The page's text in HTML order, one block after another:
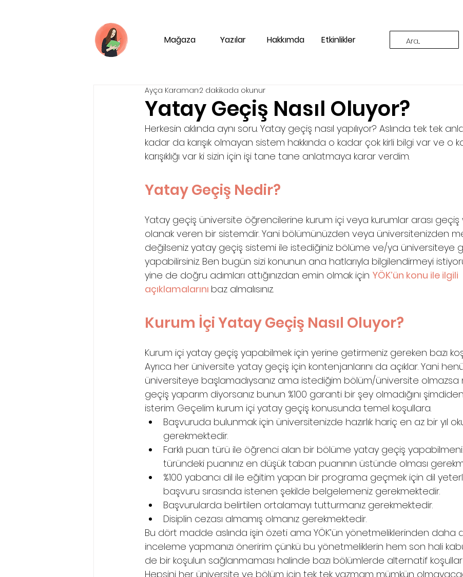
Mağaza Yazılar Hakkımda Etkinlikler
Yatay Geçiş Nasıl Oluyor?
Ayça Karaman2 dakikada okunur
Herkesin aklında aynı soru. Yatay geçiş nasıl yapılıyor? Aslında tek tek
kadar da karışık olmayan sistem hakkında o kadar çok kirli bilgi var ve o
karışıklığı var ki sizin için işi tane tane anlatmaya karar verdim.
Yatay Geçiş Nedir?
Yatay geçiş üniversite öğrencilerine kurum içi veya kurumlar arası geçiş
olanak veren bir sistemdir. Yani bölümünüzden veya üniversitenizden
değilseniz yatay geçiş sistemi ile istediğiniz bölüme ve/ya üniversiteye
yapabilirsiniz. Ben bugün sizi konunun ana hatlarıyla bilgilendirmeyi
yine de doğru adımları attığınızdan emin olmak için YÖK’ün konu ile ilgili
açıklamalarını baz almalısınız.
Kurum İçi Yatay Geçiş Nasıl Oluyor?
Kurum içi yatay geçiş yapabilmek için yerine getirmeniz gereken bazı
Ayrıca her üniversite yatay geçiş için kontenjanlarını da açıklar. Yani
üniversiteye başlamadıysanız ama istediğim bölüm/üniversite olmazsa
geçiş yaparım diyorsanız bunun %100 garanti bir şey olmadığını
isterim. Geçelim kurum içi yatay geçiş konusunda temel koşullara.
Başvuruda bulunmak için üniversitenizde hazırlık hariç en az bir yıl
gerekmektedir.
Farklı puan türü ile öğrenci alan bir bölüme yatay geçiş
türündeki puanınız en düşük taban puanının üstünde olması
%100 yabancı dil ile eğitim yapan bir programa geçmek için dil
başvuru sırasında istenen şekilde belgelemeniz gerekmektedir.
Başvurularda belirtilen ortalamayı tutturmanız gerekmektedir.
Disiplin cezası almamış olmanız gerekmektedir.
Bu dört madde aslında işin özeti ama YÖK’ün yönetmeliklerinden daha
inceleme yapmanızı öneririm çünkü bu yönetmeliklerin hem son hali
de bir koşulun sağlanmaması halinde bazı bölümlerde alternatif
Hepsini her üniversite ve bölüm için tek tek yazmam mümkün